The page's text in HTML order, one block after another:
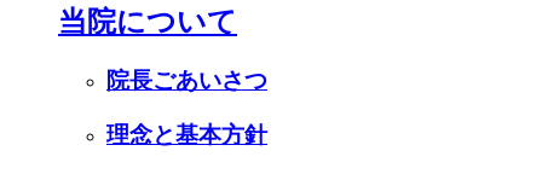
当院について
院長ごあいさつ
理念と基本方針